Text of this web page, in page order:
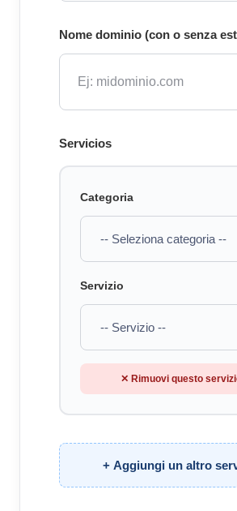
Nome dominio (con o senza
Servicios
Categoria
Servizio
✕ Rimuovi questo
+ Aggiungi un altro